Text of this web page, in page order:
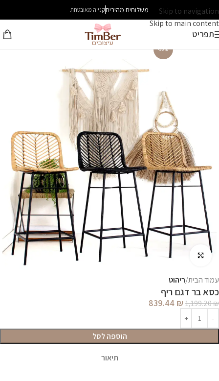
Skip to navigation
Skip to main content
משלוחים מהיריםקנייה מאובטחת
תפריט
עמוד הבית ריהוט
כסא בר דגם ריף
1,199.20₪
839.44 ₪
הוספה לסל
תיאור
-30%
לחץ להגדלה